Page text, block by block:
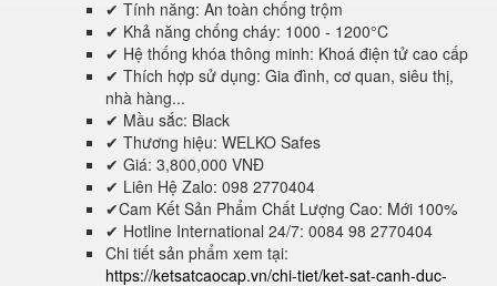
✔ Tính năng: An toàn chống trộm
✔ Khả năng chống cháy: 1000 - 1200°C
✔ Hệ thống khóa thông minh: Khoá điện tử cao cấp
✔ Thích hợp sử dụng: Gia đình, cơ quan, siêu thị,
nhà hàng...
✔ Mầu sắc: Black
✔ Thương hiệu: WELKO Safes
✔ Giá: 3,800,000 VNĐ
✔ Liên Hệ Zalo: 098 2770404
✔Cam Kết Sản Phẩm Chất Lượng Cao: Mới 100%
✔ Hotline International 24/7: 0084 98 2770404
Chi tiết sản phẩm xem tại:
https://ketsatcaocap.vn/chi-tiet/ket-sat-canh-duc-